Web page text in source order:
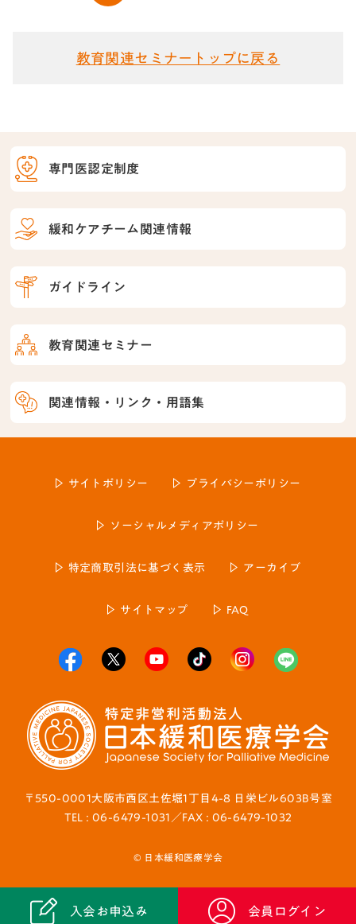
入会お申込み 会員ログイン
専門医認定制度
緩和ケアチーム関連情報
ガイドライン
教育関連セミナー
関連情報・リンク・用語集
教育関連セミナートップに戻る
〒550-0001大阪市西区土佐堀1丁目4-8 日栄ビル603B号室
TEL : 06-6479-1031／FAX : 06-6479-1032
サイトポリシー プライバシーポリシー
ソーシャルメディアポリシー
特定商取引法に基づく表示 アーカイブ
サイトマップ FAQ
© 日本緩和医療学会